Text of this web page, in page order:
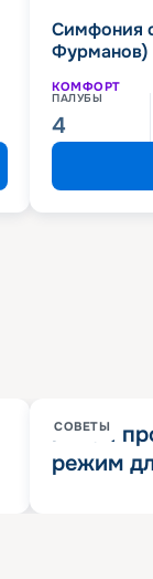
Симфония
Фурманов)
КОМФОРТ
ПАЛУБЫ
4
СОВЕТЫ
Китай
режим